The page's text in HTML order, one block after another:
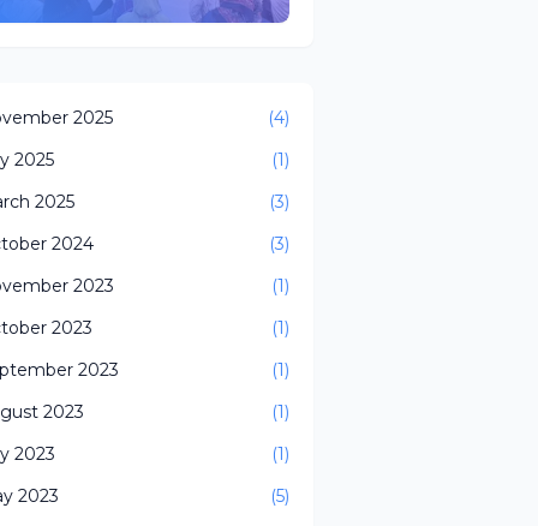
2025
(4)
2025
(1)
2025
(3)
2024
(3)
2023
(1)
2023
(1)
2023
(1)
2023
(1)
2023
(1)
2023
(5)